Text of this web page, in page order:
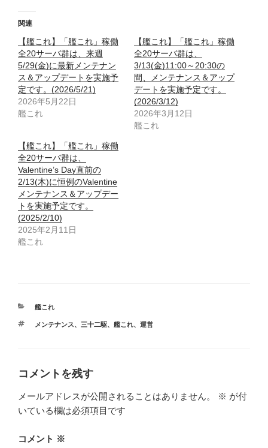
関連
【艦これ】「艦これ」稼働
全20サーバ群は、来週
5/29(金)に最新メンテナン
ス＆アップデートを実施予
定です。(2026/5/21)
2026年5月22日
艦これ
【艦これ】「艦これ」稼働
全20サーバ群は、
3/13(金)11:00～20:30の
間、メンテナンス＆アップ
デートを実施予定です。
(2026/3/12)
2026年3月12日
艦これ
【艦これ】「艦これ」稼働
全20サーバ群は、
Valentine’s Day直前の
2/13(木)に恒例のValentine
メンテナンス＆アップデー
トを実施予定です。
(2025/2/10)
2025年2月11日
艦これ
カ
ゴ
艦これ
タ
メンテナンス、 三十二駆、 艦これ、 運営
コメントを残す
メールアドレスが公開されることはありません。 ※ が付
いている欄は必須項目です
コメント ※